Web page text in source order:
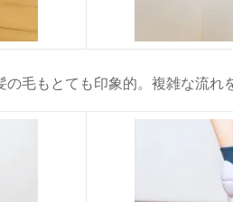
毛もとても印象的。複雑な流れ